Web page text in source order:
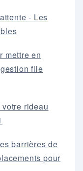
- Les
mettre en
file
rideau
barrières de
pour